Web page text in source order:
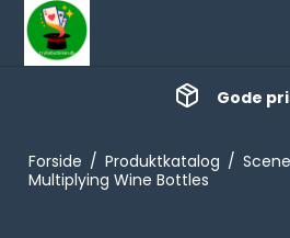
Gode
Forside / Produktkatalog /
Multiplying Wine Bottles